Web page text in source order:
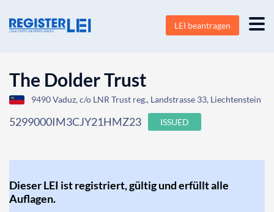
LEI beantragen
The Dolder Trust
9490 Vaduz, c/o LNR Trust reg., Landstrasse 33, Liechtenstein
5299000IM3CJY21HMZ23 ISSUED
Dieser LEI ist registriert, gültig und erfüllt alle
Auflagen.